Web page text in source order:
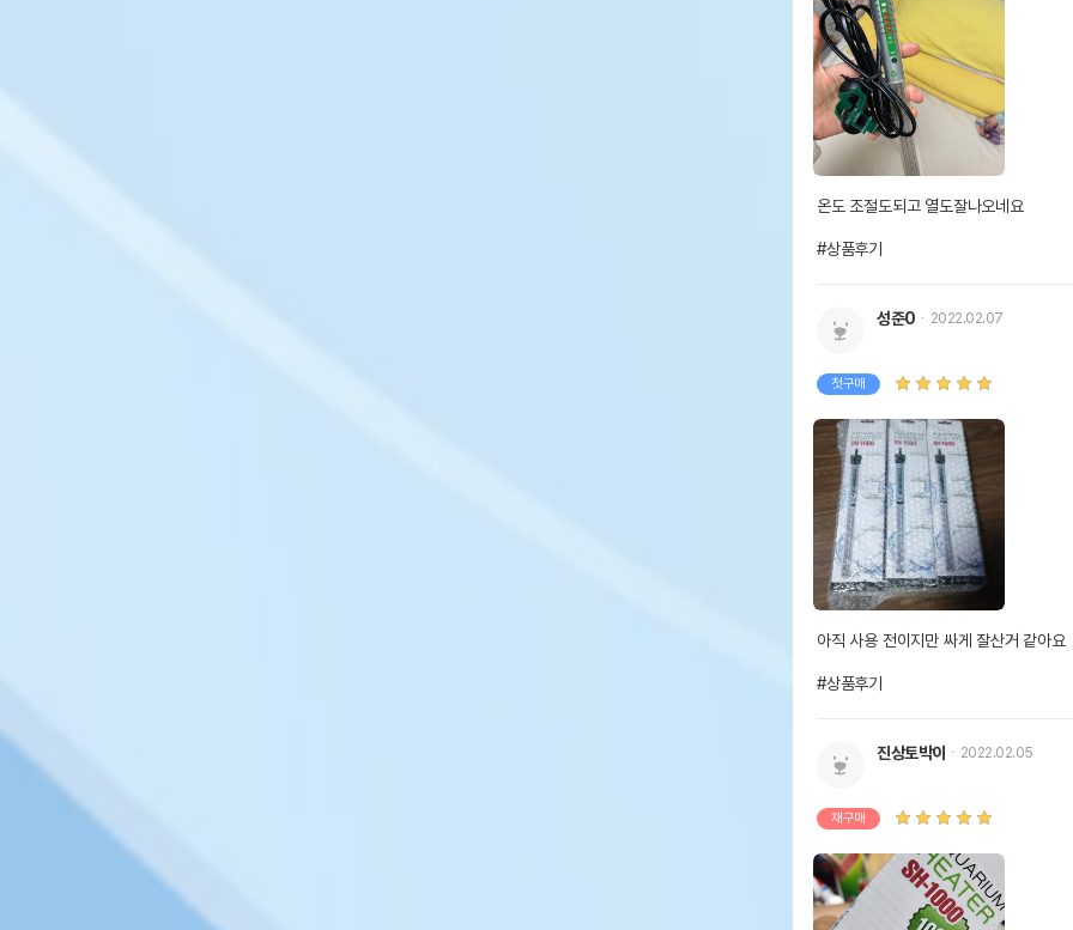
온도 조절도되고 열도잘나오네요
#상품후기
성준0 2022.02.07
첫구매
아직 사용 전이지만 싸게 잘산거 같아요
#상품후기
진상토박이 2022.02.05
재구매